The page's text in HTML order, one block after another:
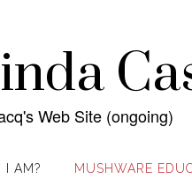
Web Site (ongoing)
I AM? MUSHWARE